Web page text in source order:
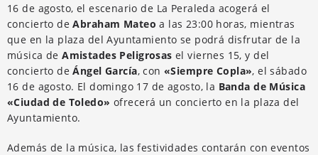
16 de agosto, el escenario de La Peraleda acogerá el
concierto deAbraham Mateo a las 23:00 horas, mientras
que en la plaza del Ayuntamiento se podrá disfrutar de la
música deAmistades Peligrosas el viernes 15, y del
concierto deÁngel García, con«Siempre Copla», el sábado
16 de agosto. El domingo 17 de agosto, la Banda de Música
«Ciudad de Toledo» ofrecerá un concierto en la plaza del
Ayuntamiento.
Además de la música, las festividades contarán con eventos